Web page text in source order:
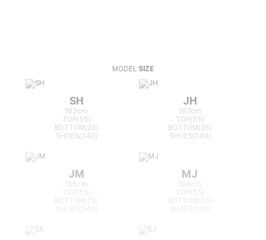
MODEL SIZE
SH
163cm
TOP(55)
BOTTOM(26)
SHOES(240)
JH
167cm
TOP(55)
BOTTOM(26)
SHOES(240)
JM
166cm
TOP(55)
BOTTOM(25)
MJ
164cm
TOP(55)
BOTTOM(26)